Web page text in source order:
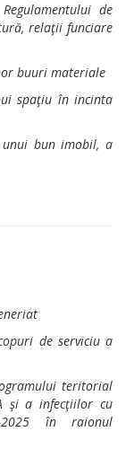
de
relaţii funciare
buuri materiale
spaţiu în incinta
bun imobil, a
de serviciu a
teritorial
şi a infecţiilor cu
2025 în raionul